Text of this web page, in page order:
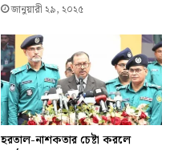
জানুয়ারী ২৯, ২০২৫
হরতাল-নাশকতার চেষ্টা করলে